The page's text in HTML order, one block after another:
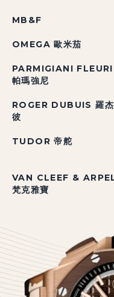
MB&F
OMEGA 歐米茄
PARMIGIANI
帕瑪強尼
ROGER DUBUIS 羅
彼
TUDOR 帝舵
VAN CLEEF &
梵克雅寶